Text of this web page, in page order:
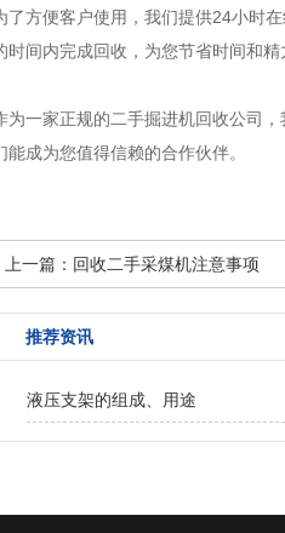
了方便客户使用，我们提供24小时
时间内完成回收，为您节省时间和精
为一家正规的二手掘进机回收公司
能成为您值得信赖的合作伙伴。
上一篇： 回收二手采煤机注意事项
推荐资讯
液压支架的组成、用途